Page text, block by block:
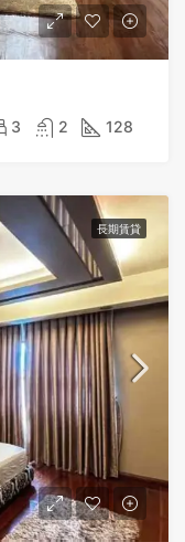
3 2 128
長期賃貸